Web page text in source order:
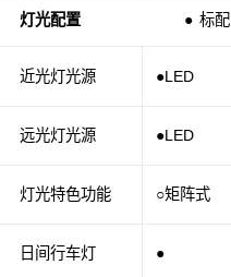
灯光配置 ● 标配
近光灯光源
远光灯光源
灯光特色功能
日间行车灯
●LED
●LED
○矩阵式
●